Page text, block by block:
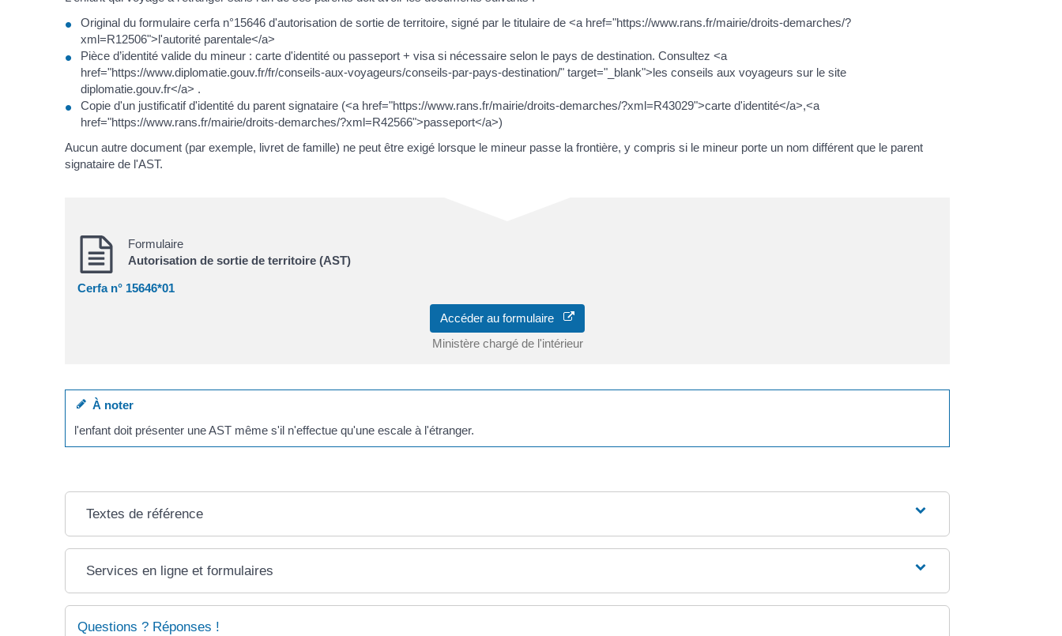
Original du formulaire cerfa n°15646 d'autorisation de sortie de territoire, signé par le titulaire de <a href="https://www.rans.fr/mairie/droits-demarches/?
xml=R12506">l'autorité parentale</a>
Pièce d’identité valide du mineur : carte d'identité ou passeport + visa si nécessaire selon le pays de destination. Consultez <a
href="https://www.diplomatie.gouv.fr/fr/conseils-aux-voyageurs/conseils-par-pays-destination/" target="_blank">les conseils aux voyageurs sur le site
diplomatie.gouv.fr</a> .
Copie d'un justificatif d'identité du parent signataire (<a href="https://www.rans.fr/mairie/droits-demarches/?xml=R43029">carte d'identité</a>,<a
href="https://www.rans.fr/mairie/droits-demarches/?xml=R42566">passeport</a>)
Aucun autre document (par exemple, livret de famille) ne peut être exigé lorsque le mineur passe la frontière, y compris si le mineur porte un nom différent que le parent
signataire de l'AST.
Formulaire
Autorisation de sortie de territoire (AST)
Cerfa n° 15646*01
Accéder au formulaire
Ministère chargé de l'intérieur
À noter
l'enfant doit présenter une AST même s'il n'effectue qu'une escale à l'étranger.
Textes de référence
Services en ligne et formulaires
Questions ? Réponses !